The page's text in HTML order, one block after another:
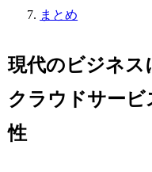
まとめ
現代のビジネス
クラウドサービ
性